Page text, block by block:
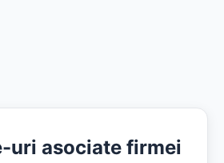
uri asociate firmei